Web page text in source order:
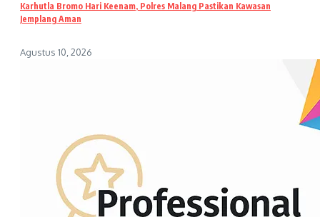
Karhutla Bromo Hari Keenam, Polres Malang Pastikan Kawasan
Jemplang Aman
Agustus 10, 2026